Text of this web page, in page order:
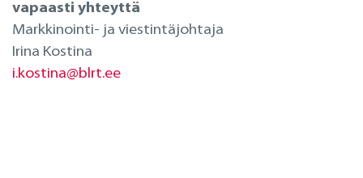
vapaasti yhteyttä
Markkinointi- ja viestintäjohtaja
Irina Kostina
i.kostina@blrt.ee